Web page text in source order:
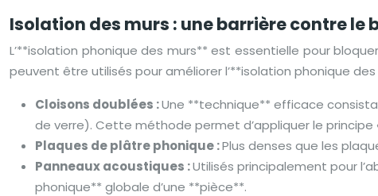
Isolation des murs : une barrière contre le
L’**isolation phonique des murs** est essentielle pour
peuvent être utilisés pour améliorer l’**isolation phonique
Cloisons doublées :Une **technique** efficace
de verre). Cette méthode permet d’appliquer le
Plaques de plâtre phonique :Plus denses que les
Panneaux acoustiques :Utilisés principalement pour
phonique** globale d’une **pièce**.